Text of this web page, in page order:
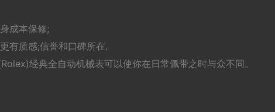
成本保修;
有质感;信誉和口碑所在.
经典全自动机械表可以使你在日常佩带之时与众不同。